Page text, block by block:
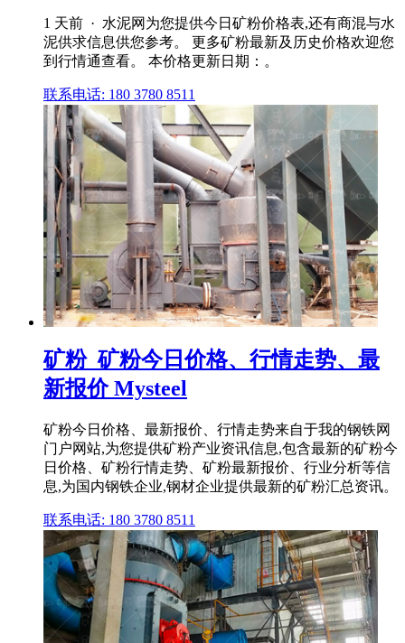
1 天前 · 水泥网为您提供今日矿粉价格表,还有商混与水
泥供求信息供您参考。 更多矿粉最新及历史价格欢迎您
到行情通查看。 本价格更新日期：。
联系电话: 180 3780 8511
矿粉_矿粉今日价格、行情走势、最
新报价 Mysteel
矿粉今日价格、最新报价、行情走势来自于我的钢铁网
门户网站,为您提供矿粉产业资讯信息,包含最新的矿粉今
日价格、矿粉行情走势、矿粉最新报价、行业分析等信
息,为国内钢铁企业,钢材企业提供最新的矿粉汇总资讯。
联系电话: 180 3780 8511